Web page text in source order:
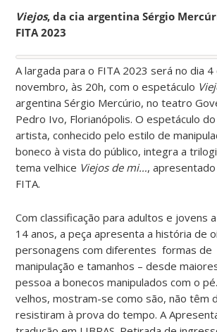
Viejos, da cia argentinaSérgio
FITA 2023
A largada para o FITA 2023 será no dia 4
novembro, às 20h, com o espetáculo
argentina Sérgio Mercúrio, no teatro
Pedro Ivo, Florianópolis. O espetáculo
artista, conhecido pelo estilo de
boneco à vista do público, integra a
tema velhice Viejos de mi…, apresentado
FITA.
Com classificação para adultos e jovens
14 anos, a peça apresenta a história de
personagens com diferentes formas de
manipulação e tamanhos – desde
pessoa a bonecos manipulados com o
velhos, mostram-se como são, não têm
resistiram à prova do tempo. A